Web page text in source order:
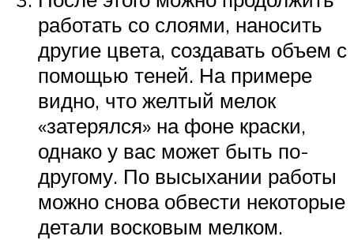
работать со слоями, наносить
другие цвета, создавать объем с
помощью теней. На примере
видно, что желтый мелок
«затерялся» на фоне краски,
однако у вас может быть по-
другому. По высыхании работы
можно снова обвести некоторые
детали восковым мелком.